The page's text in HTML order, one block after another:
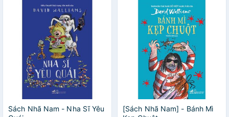
Sách Nhã Nam - Nha Sĩ Yêu
[Sách Nhã Nam] - Bánh Mì